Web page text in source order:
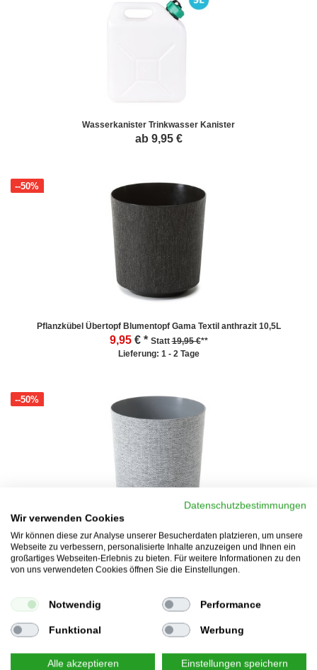
Wasserkanister Trinkwasser Kanister
ab 9,95 €
Pflanzkübel Übertopf Blumentopf Gama Textil anthrazit 10,5L
9,95
--50%
€ * Statt19,95 €**
Lieferung: 1 - 2 Tage
Pflanzkübel Übertopf Blumentopf Gama Textil grau 10,5L
9,95
--50%
€ *Statt 19,95 €**
Lieferung: 1 - 2 Tage
--64%
Datenschutzbestimmungen
Wir verwenden Cookies
Wir können diese zur Analyse unserer Besucherdaten platzieren, um unsere
Webseite zu verbessern, personalisierte Inhalte anzuzeigen und Ihnen ein
großartiges Webseiten-Erlebnis zu bieten. Für weitere Informationen zu den
von uns verwendeten Cookies öffnen Sie die Einstellungen.
Notwendig Performance
Funktional Werbung
Alle akzeptieren Einstellungen speichern